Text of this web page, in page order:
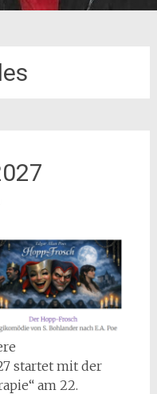
startet mit der
am 22.